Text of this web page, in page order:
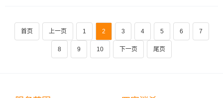
首页 上一页 1 2 3 4 5 6 7
8 9 10 下一页 尾页